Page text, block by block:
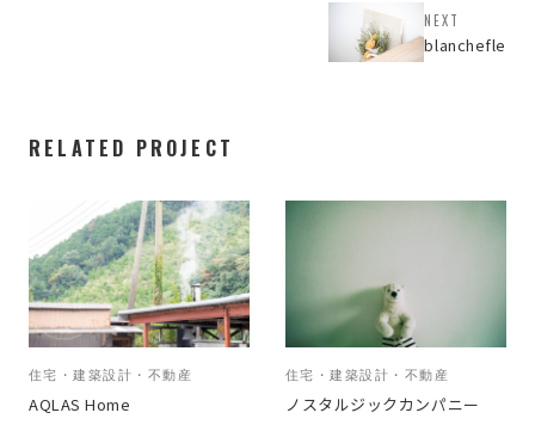
NEXT
blanchefle
RELATED PROJECT
住宅・建築設計・不動産
AQLAS Home
住宅・建築設計・不動産
ノスタルジックカンパニー